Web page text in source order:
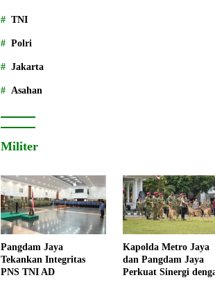
TNI
Polri
Jakarta
Asahan
Militer
Pangdam Jaya
Tekankan Integritas
PNS TNI AD
Kapolda Metro Jaya
dan Pangdam Jaya
Perkuat Sinergi